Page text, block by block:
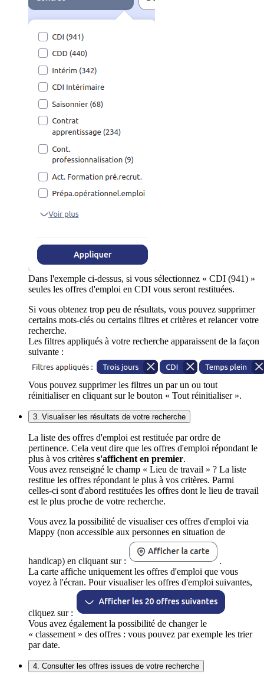
Dans l'exemple ci-dessus, si vous sélectionnez « CDI (941) »
seules les offres d'emploi en CDI vous seront restituées.
Si vous obtenez trop peu de résultats, vous pouvez supprimer
certains mots-clés ou certains filtres et critères et relancer votre
recherche.
Les filtres appliqués à votre recherche apparaissent de la façon
suivante :
Vous pouvez supprimer les filtres un par un ou tout
réinitialiser en cliquant sur le bouton « Tout réinitialiser ».
3. Visualiser les résultats de votre recherche
La liste des offres d'emploi est restituée par ordre de
pertinence. Cela veut dire que les offres d'emploi répondant le
plus à vos critères s'affichent en premier.
Vous avez renseigné le champ « Lieu de travail » ? La liste
restitue les offres répondant le plus à vos critères. Parmi
celles-ci sont d'abord restituées les offres dont le lieu de travail
est le plus proche de votre recherche.
Vous avez la possibilité de visualiser ces offres d'emploi via
Mappy (non accessible aux personnes en situation de
handicap) en cliquant sur :
.
La carte affiche uniquement les offres d'emploi que vous
voyez à l'écran. Pour visualiser les offres d'emploi suivantes,
cliquez sur :
Vous avez également la possibilité de changer le
« classement » des offres : vous pouvez par exemple les trier
par date.
4. Consulter les offres issues de votre recherche